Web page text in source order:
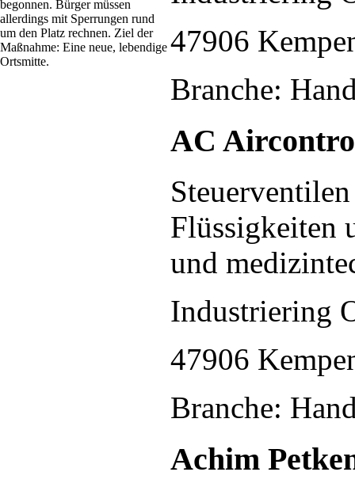
begonnen. Bürger müssen
allerdings mit Sperrungen rund
um den Platz rechnen. Ziel der
Maßnahme: Eine neue, lebendige
Ortsmitte.
47906
Branche:
AC
Flüssigkeiten
und
Industriering
47906
Branche:
Achim